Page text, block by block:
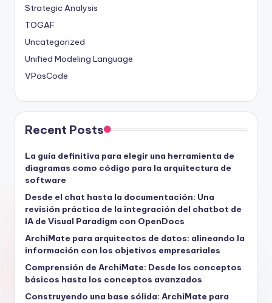
Strategic Analysis
TOGAF
Uncategorized
Unified Modeling Language
VPasCode
Recent Posts
La guía definitiva para elegir una herramienta de
diagramas como código para la arquitectura de
software
Desde el chat hasta la documentación: Una
revisión práctica de la integración del chatbot de
IA de Visual Paradigm con OpenDocs
ArchiMate para arquitectos de datos: alineando la
información con los objetivos empresariales
Comprensión de ArchiMate: Desde los conceptos
básicos hasta los conceptos avanzados
Construyendo una base sólida: ArchiMate para